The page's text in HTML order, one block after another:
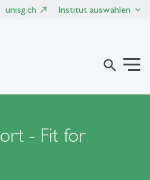
unisg.ch Institut auswählen
search
- Fit for